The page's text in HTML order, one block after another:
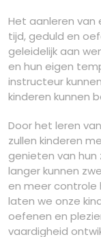
Het aanleren
tijd, geduld en
geleidelijk aan
en hun eigen
instructeur
kinderen kunnen
Door het leren
zullen kinderen
genieten van hun
langer kunnen
en meer controle
laten we onze
oefenen en
vaardigheid